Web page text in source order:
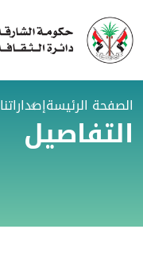
الصفحة الرئيسةإصداراتنا
التفاصيل